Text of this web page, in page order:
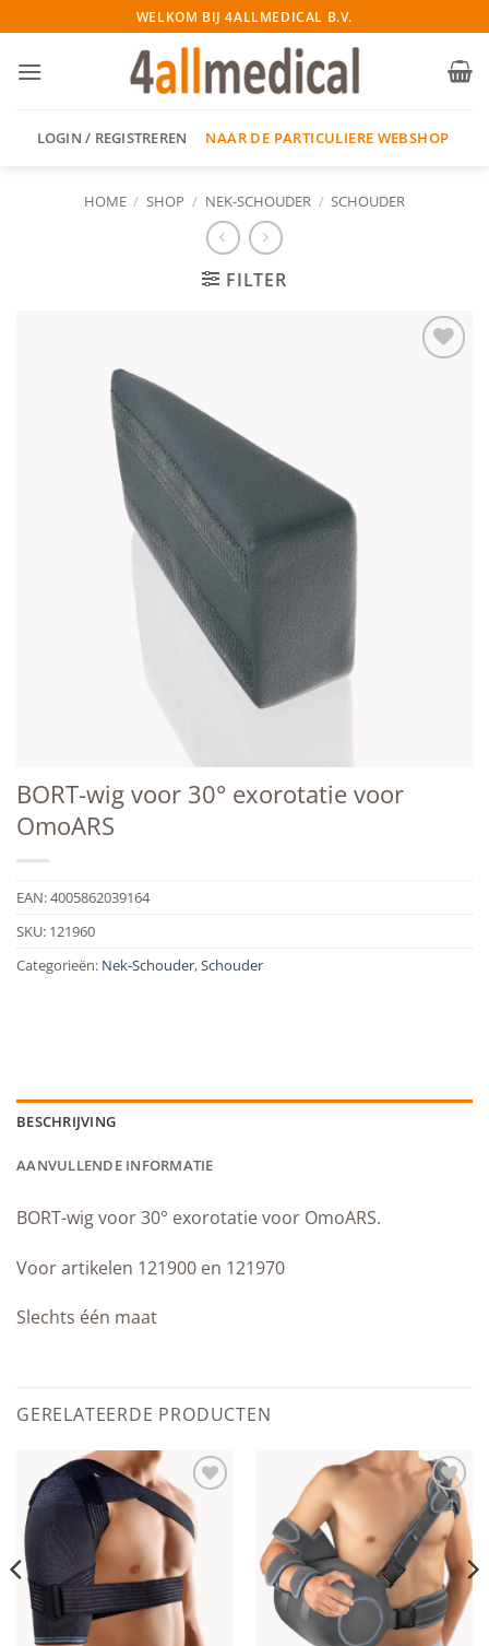
naar
inhoud
WELKOM BIJ 4ALLMEDICAL B.V.
LOGIN / REGISTREREN NAAR DE PARTICULIERE WEBSHOP
HOME / SHOP / NEK-SCHOUDER / SCHOUDER
FILTER
BORT-wig voor 30° exorotatie voor
OmoARS
EAN:4005862039164
SKU: 121960
Categorieën: Nek-Schouder,Schouder
BESCHRIJVING
AANVULLENDE INFORMATIE
BORT-wig voor 30° exorotatie voor OmoARS.
Voor artikelen 121900 en 121970
Slechts één maat
GERELATEERDE PRODUCTEN
Add to
wishlist
Add to
wishlist